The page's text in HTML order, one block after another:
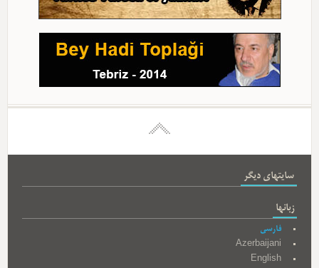
سایتهای دیگر
زبانها
فارسی
Azerbaijani
English